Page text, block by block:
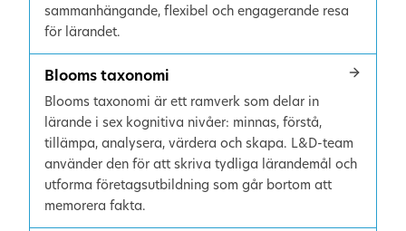
sammanhängande, flexibel och engagerande resa
för lärandet.
Blooms taxonomi
Blooms taxonomi är ett ramverk som delar in
lärande i sex kognitiva nivåer: minnas, förstå,
tillämpa, analysera, värdera och skapa. L&D-team
använder den för att skriva tydliga lärandemål och
utforma företagsutbildning som går bortom att
memorera fakta.